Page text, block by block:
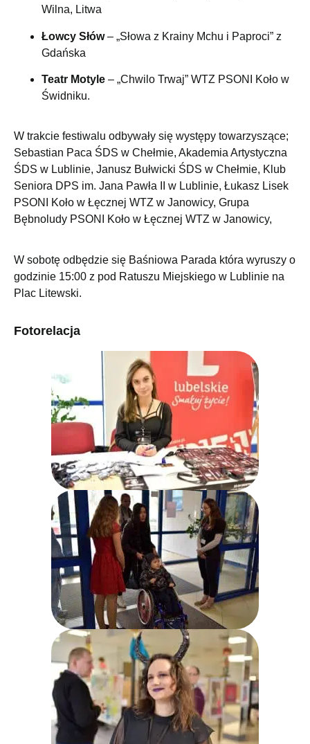
Wilna, Litwa
Łowcy Słów– „Słowa z Krainy Mchu i Paproci” z
Gdańska
Teatr Motyle – „Chwilo Trwaj” WTZ PSONI Koło w
Świdniku.
W trakcie festiwalu odbywały się występy towarzyszące;
Sebastian Paca ŚDS w Chełmie, Akademia Artystyczna
ŚDS w Lublinie, Janusz Bułwicki ŚDS w Chełmie, Klub
Seniora DPS im. Jana Pawła II w Lublinie, Łukasz Lisek
PSONI Koło w Łęcznej WTZ w Janowicy, Grupa
Bębnoludy PSONI Koło w Łęcznej WTZ w Janowicy,
W sobotę odbędzie się Baśniowa Parada która wyruszy o
godzinie 15:00 z pod Ratuszu Miejskiego w Lublinie na
Plac Litewski.
Fotorelacja